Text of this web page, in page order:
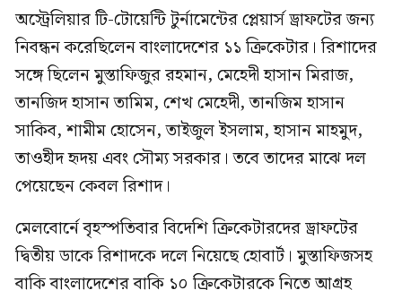
অস্ট্রেলিয়ার টি-টোয়েন্টি টুর্নামেন্টের প্লেয়ার্স ড্রাফটের জন্য
নিবন্ধন করেছিলেন বাংলাদেশের ১১ ক্রিকেটার। রিশাদের
সঙ্গে ছিলেন মুস্তাফিজুর রহমান, মেহেদী হাসান মিরাজ,
তানজিদ হাসান তামিম, শেখ মেহেদী, তানজিম হাসান
সাকিব, শামীম হোসেন, তাইজুল ইসলাম, হাসান মাহমুদ,
তাওহীদ হৃদয় এবং সৌম্য সরকার। তবে তাদের মাঝে দল
পেয়েছেন কেবল রিশাদ।
মেলবোর্নে বৃহস্পতিবার বিদেশি ক্রিকেটারদের ড্রাফটের
দ্বিতীয় ডাকে রিশাদকে দলে নিয়েছে হোবার্ট। মুস্তাফিজসহ
বাকি বাংলাদেশের বাকি ১০ ক্রিকেটারকে নিতে আগ্রহ